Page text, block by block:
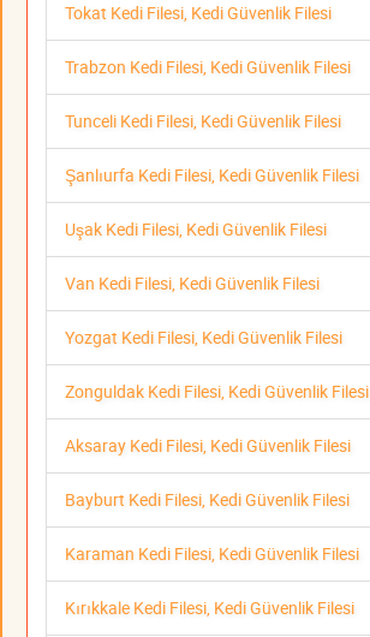
Tokat Kedi Filesi, Kedi Güvenlik Filesi
Trabzon Kedi Filesi, Kedi Güvenlik Filesi
Tunceli Kedi Filesi, Kedi Güvenlik Filesi
Şanlıurfa Kedi Filesi, Kedi Güvenlik Filesi
Uşak Kedi Filesi, Kedi Güvenlik Filesi
Van Kedi Filesi, Kedi Güvenlik Filesi
Yozgat Kedi Filesi, Kedi Güvenlik Filesi
Zonguldak Kedi Filesi, Kedi Güvenlik Filesi
Aksaray Kedi Filesi, Kedi Güvenlik Filesi
Bayburt Kedi Filesi, Kedi Güvenlik Filesi
Karaman Kedi Filesi, Kedi Güvenlik Filesi
Kırıkkale Kedi Filesi, Kedi Güvenlik Filesi